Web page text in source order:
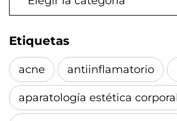
Etiquetas
acne antiinflamatorio
aparatología estética corporal